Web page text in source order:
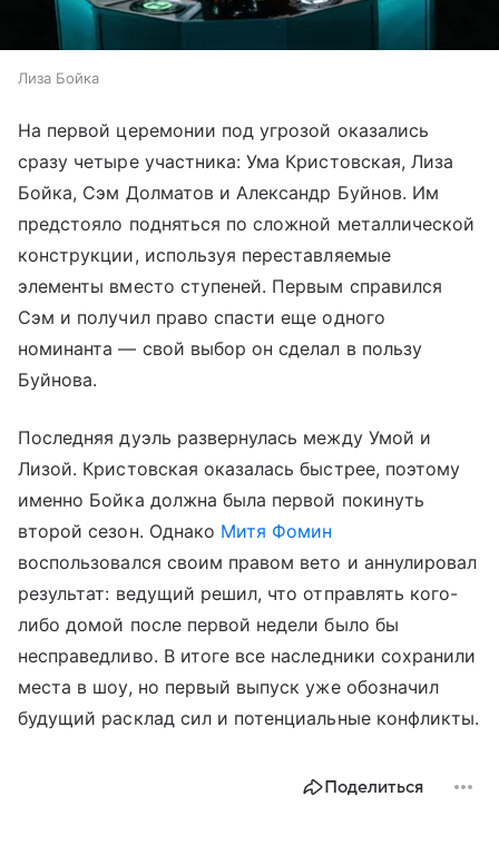
Лиза Бойка
На первой церемонии под угрозой оказались
сразу четыре участника: Ума Кристовская, Лиза
Бойка, Сэм Долматов и Александр Буйнов. Им
предстояло подняться по сложной металлической
конструкции, используя переставляемые
элементы вместо ступеней. Первым справился
Сэм и получил право спасти еще одного
номинанта — свой выбор он сделал в пользу
Буйнова.
Последняя дуэль развернулась между Умой и
Лизой. Кристовская оказалась быстрее, поэтому
именно Бойка должна была первой покинуть
второй сезон. Однако Митя Фомин
воспользовался своим правом вето и аннулировал
результат: ведущий решил, что отправлять кого-
либо домой после первой недели было бы
несправедливо. В итоге все наследники сохранили
места в шоу, но первый выпуск уже обозначил
будущий расклад сил и потенциальные конфликты.
Поделиться